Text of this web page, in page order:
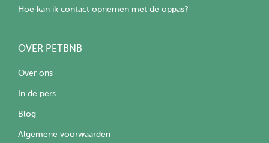
Hoe kan ik contact opnemen met de oppas?
OVER PETBNB
Over ons
In de pers
Blog
Algemene voorwaarden